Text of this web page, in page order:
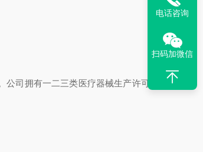
司拥有一二三类医疗器械生产许可，背
电话咨询
扫码加微信